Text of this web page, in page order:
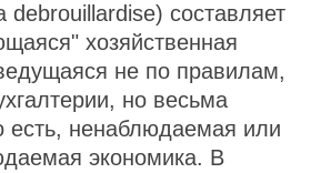
debrouillardise) составляет
хозяйственная
не по правилам,
но весьма
есть, ненаблюдаемая или
экономика. В